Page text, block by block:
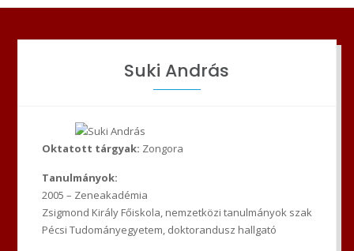
Suki András
Oktatott tárgyak: Zongora
Tanulmányok:
2005 – Zeneakadémia
Zsigmond Király Főiskola, nemzetközi tanulmányok szak
Pécsi Tudományegyetem, doktorandusz hallgató